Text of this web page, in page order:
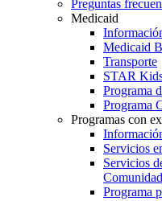
Preguntas
Medicaid
Medicaid
Transporte
STAR
Programa
Programa
Programas con
Servicios
Servicios
Programa